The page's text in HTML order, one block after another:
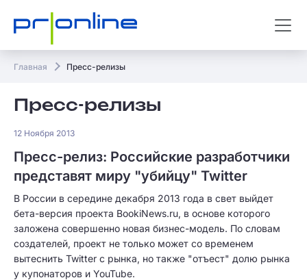
Главная Пресс-релизы
Пресс-релизы
12 Ноября 2013
Пресс-релиз: Российские разработчики
представят миру "убийцу" Twitter
В России в середине декабря 2013 года в свет выйдет
бета-версия проекта BookiNews.ru, в основе которого
заложена совершенно новая бизнес-модель. По словам
создателей, проект не только может со временем
вытеснить Twitter с рынка, но также "отъест" долю рынка
у купонаторов и YouTube.